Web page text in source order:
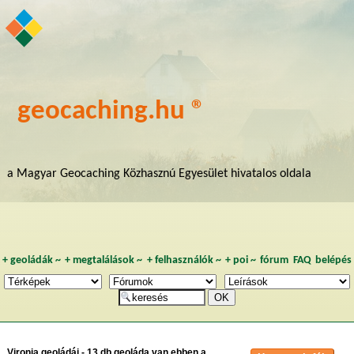
geocaching.hu ®
a Magyar Geocaching Közhasznú Egyesület hivatalos oldala
+ geoládák~ +megtalálások ~ + felhasználók~ + poi~ fórum FAQ belépés